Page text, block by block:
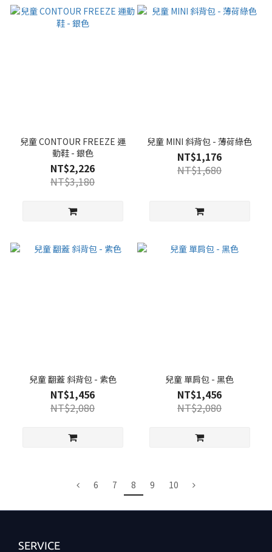
兒童 CONTOUR FREEZE 運
動鞋 - 銀色
NT$2,226
NT$3,180
兒童 MINI 斜背包 - 薄荷綠色
NT$1,176
NT$1,680
兒童 翻蓋 斜背包 - 紫色
NT$1,456
NT$2,080
兒童 單肩包 - 黑色
NT$1,456
NT$2,080
6 7 8 9 10
SERVICE